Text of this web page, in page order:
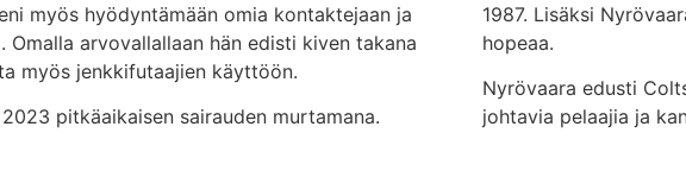
myös hyödyntämään omia kontaktejaan ja
arvovallallaan hän edisti kiven takana
myös jenkkifutaajien käyttöön.
pitkäaikaisen sairauden murtamana.
1987. Lisäksi
hopeaa.
Nyrövaara edusti
johtavia pelaajia ja